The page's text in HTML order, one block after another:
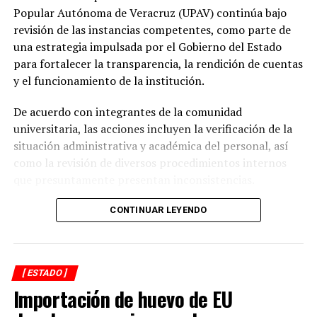
prioridad desde el inicio de mi gobierno y continuaremos
gestionando recursos y proyectos que contribuyan al
desarrollo del municipio y al bienestar de las familias
alvaradeñas”.
Por último, reconoció y agradeció a la gobernadora del
Alvarado, así como a personal directivo de la CFE por la
disposición y coordinación institucional para impulsar
estas importantes acciones en beneficio del municipio.
Popular Autónoma de Veracruz (UPAV) continúa bajo
revisión de las instancias competentes, como parte de
una estrategia impulsada por el Gobierno del Estado
para fortalecer la transparencia, la rendición de cuentas
y el funcionamiento de la institución.
De acuerdo con integrantes de la comunidad
universitaria, las acciones incluyen la verificación de la
situación administrativa y académica del personal, así
como la revisión de diversos procedimientos internos
Entre los aspectos que son objeto de análisis se
simultáneas en distintos centros de estudio, la
validación de documentación académica de directivos,
adeudos en la entrega de calificaciones, denuncias por
presuntos cobros indebidos relacionados con
certificados y asesorías de titulación, así como la
CONTINUAR LEYENDO
[ ESTADO ]
Importación de huevo de EU